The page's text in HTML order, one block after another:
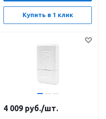
Купить в 1 клик
4 009 руб./шт.